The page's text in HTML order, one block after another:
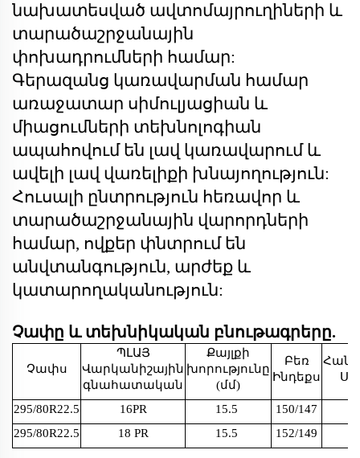
նախատեսված ավտոմայրուղիների և
տարածաշրջանային
փոխադրումների համար:
Գերազանց կառավարման համար
առաջատար սիմուլյացիան և
միացումների տեխնոլոգիան
ապահովում են լավ կառավարում և
ավելի լավ վառելիքի խնայողություն:
Հուսալի ընտրություն հեռավոր և
տարածաշրջանային վարորդների
համար, ովքեր փնտրում են
անվտանգություն, արժեք և
կատարողականություն:
Չափը և տեխնիկական բնութագրերը.
Չափս
ՊԼԱՅ
Վարկանիշային
գնահատական
Քայլքի
խորությունը
(մմ)
Բեռ
Ինդեքս
295/80R22.5 16PR 15.5 150/147
295/80R22.5
18 PR 15.5 152/149